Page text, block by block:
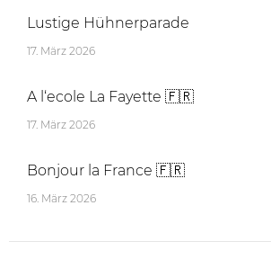
Lustige Hühnerparade
17. März 2026
A l‘ecole La Fayette 🇫🇷
17. März 2026
Bonjour la France 🇫🇷
16. März 2026